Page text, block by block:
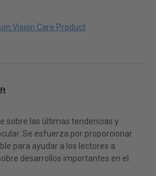
Vision Care Product
sobre las últimas tendencias y
Se esfuerza por proporcionar
para ayudar a los lectores a
desarrollos importantes en el